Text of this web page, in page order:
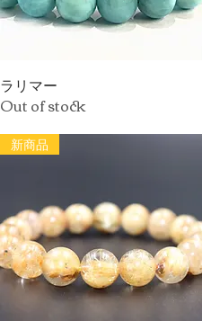
ラリマー
Out of stock
新商品